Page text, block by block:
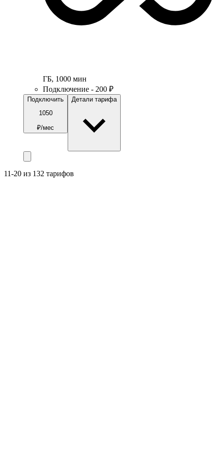
ГБ, 1000 мин
Подключение - 200 ₽
Подключить
1050
₽/мес
Детали тарифа
11-20 из 132 тарифов